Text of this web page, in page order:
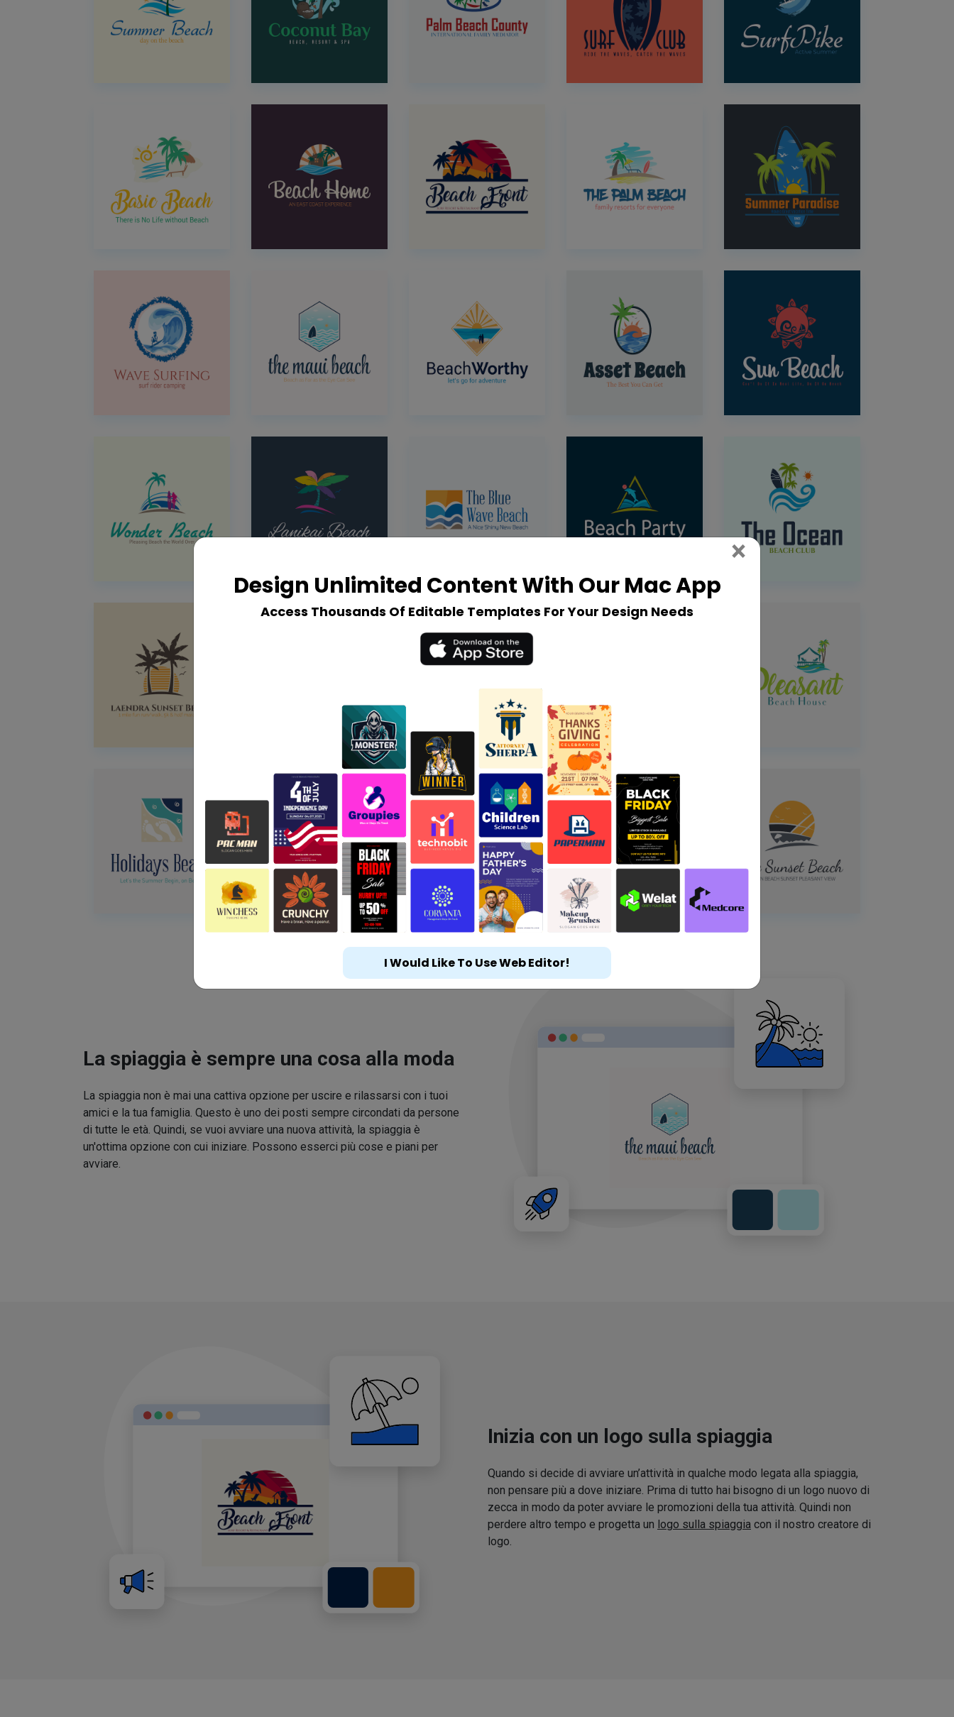
La spiaggia è sempre una cosa alla moda
La spiaggia non è mai una cattiva opzione per uscire e rilassarsi con i tuoi
amici e la tua famiglia. Questo è uno dei posti sempre circondati da persone
di tutte le età. Quindi, se vuoi avviare una nuova attività, la spiaggia è
un'ottima opzione con cui iniziare. Possono esserci più cose e piani per
avviare.
Inizia con un logo sulla spiaggia
Quando si decide di avviare un’attività in qualche modo legata alla spiaggia,
non pensare più a dove iniziare. Prima di tutto hai bisogno di un logo nuovo di
zecca in modo da poter avviare le promozioni della tua attività. Quindi non
perdere altro tempo e progetta un logo sulla spiaggia con il nostro creatore di
logo.
Design Unlimited Content With Our Mac App
Access Thousands Of Editable Templates For Your Design Needs
× Close
I Would Like To Use Web Editor!